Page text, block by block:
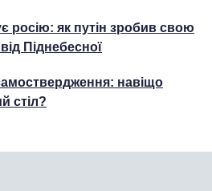
росію: як путін зробив свою
Піднебесної
навіщо
стіл?